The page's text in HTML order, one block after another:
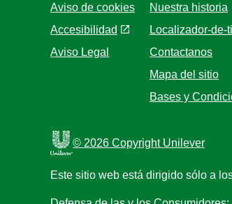
Aviso de cookies
Preferencias de cookies
Accesibilidad
Nuestra
Contactanos
Mapa del
Bases y
© 2026 Copyright Unilever
Este sitio web está dirigido sólo a